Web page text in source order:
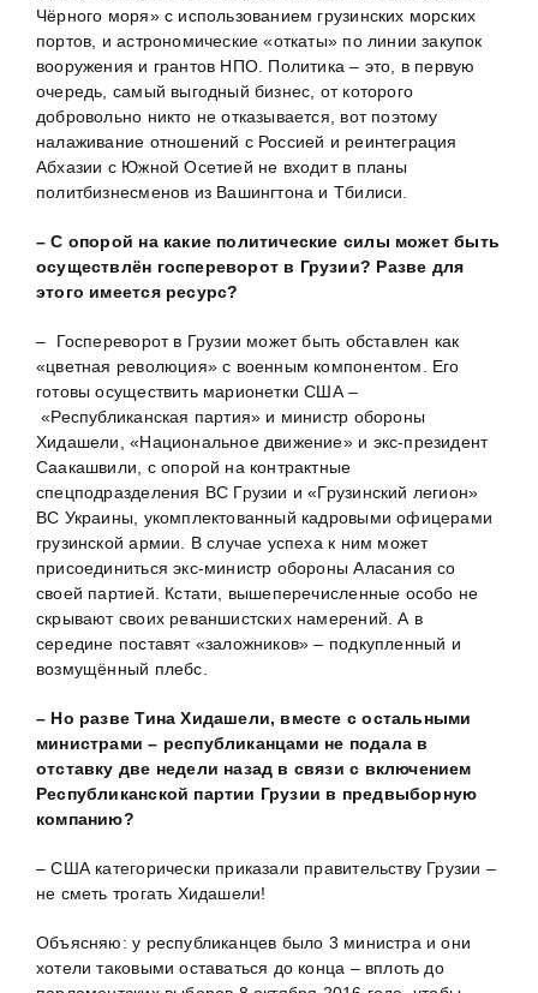
Чёрного моря» с использованием грузинских морских
портов, и астрономические «откаты» по линии закупок
вооружения и грантов НПО. Политика – это, в первую
очередь, самый выгодный бизнес, от которого
добровольно никто не отказывается, вот поэтому
налаживание отношений с Россией и реинтеграция
Абхазии с Южной Осетией не входит в планы
политбизнесменов из Вашингтона и Тбилиси.
– С опорой на какие политические силы может быть
осуществлён госпереворот в Грузии? Разве для
этого имеется ресурс?
– Госпереворот в Грузии может быть обставлен как
«цветная революция» с военным компонентом. Его
готовы осуществить марионетки США –
«Республиканская партия» и министр обороны
Хидашели, «Национальное движение» и экс-президент
Саакашвили, с опорой на контрактные
спецподразделения ВС Грузии и «Грузинский легион»
ВС Украины, укомплектованный кадровыми офицерами
грузинской армии. В случае успеха к ним может
присоединиться экс-министр обороны Аласания со
своей партией. Кстати, вышеперечисленные особо не
скрывают своих реваншистских намерений. А в
середине поставят «заложников» – подкупленный и
возмущённый плебс.
– Но разве Тина Хидашели, вместе с остальными
министрами – республиканцами не подала в
отставку две недели назад в связи с включением
Республиканской партии Грузии в предвыборную
компанию?
– США категорически приказали правительству Грузии –
не сметь трогать Хидашели!
Объясняю: у республиканцев было 3 министра и они
хотели таковыми оставаться до конца – вплоть до